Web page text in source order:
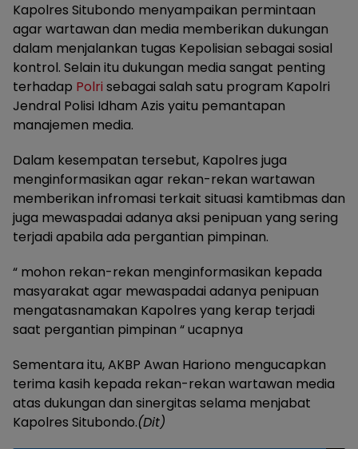
Kapolres Situbondo menyampaikan permintaan
agar wartawan dan media memberikan dukungan
dalam menjalankan tugas Kepolisian sebagai sosial
kontrol. Selain itu dukungan media sangat penting
terhadap Polri sebagai salah satu program Kapolri
Jendral Polisi Idham Azis yaitu pemantapan
manajemen media.
Dalam kesempatan tersebut, Kapolres juga
menginformasikan agar rekan-rekan wartawan
memberikan infromasi terkait situasi kamtibmas dan
juga mewaspadai adanya aksi penipuan yang sering
terjadi apabila ada pergantian pimpinan.
“ mohon rekan-rekan menginformasikan kepada
masyarakat agar mewaspadai adanya penipuan
mengatasnamakan Kapolres yang kerap terjadi
saat pergantian pimpinan “ ucapnya
Sementara itu, AKBP Awan Hariono mengucapkan
terima kasih kepada rekan-rekan wartawan media
atas dukungan dan sinergitas selama menjabat
Kapolres Situbondo.(Dit)